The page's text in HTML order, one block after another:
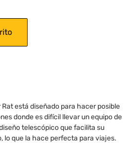
Rat está diseñado para hacer posible
donde es difícil llevar un equipo de
telescópico que facilita su
lo que la hace perfecta para viajes.